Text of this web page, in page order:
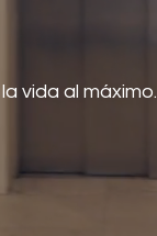
vida al máximo.